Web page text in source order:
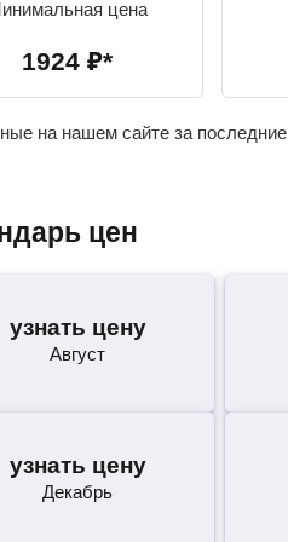
цена
1924 ₽*
на нашем сайте за
цен
узнать цену
Август
узнать цену
Декабрь